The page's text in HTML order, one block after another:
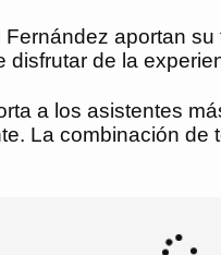
aportan
de la
a los asistentes
La combinación